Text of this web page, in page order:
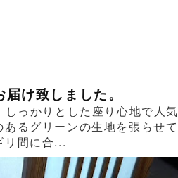
け致しました。
っかりとした座り心地で人
るグリーンの生地を張らせて
リ間に合...